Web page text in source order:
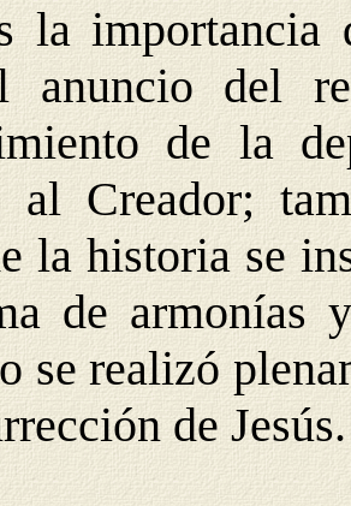
la
anuncio del
de la
al Creador;
la historia se
de armonías
se realizó
de Jesús.